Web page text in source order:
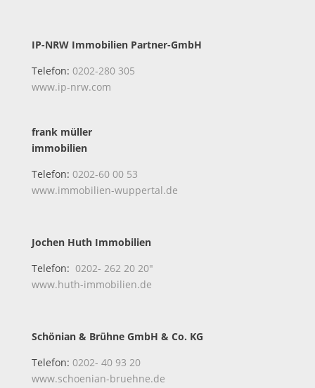
IP-NRW Immobilien Partner-GmbH
Telefon: 0202-280 305
www.ip-nrw.com
frank müller
immobilien
Telefon: 0202-60 00 53
www.immobilien-wuppertal.de
Jochen Huth Immobilien
Telefon: 0202- 262 20 20″
www.huth-immobilien.de
Schönian & Brühne GmbH & Co. KG
Telefon: 0202- 40 93 20
www.schoenian-bruehne.de